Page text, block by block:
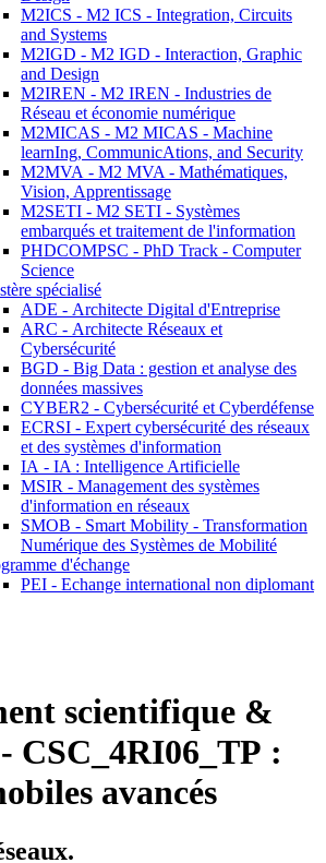
M2ICS - M2 ICS - Integration, Circuits
and Systems
M2IGD - M2 IGD - Interaction, Graphic
and Design
M2IREN - M2 IREN - Industries de
Réseau et économie numérique
M2MICAS - M2 MICAS - Machine
learnIng, CommunicAtions, and Security
M2MVA - M2 MVA - Mathématiques,
Vision, Apprentissage
M2SETI - M2 SETI - Systèmes
embarqués et traitement de l'information
PHDCOMPSC - PhD Track - Computer
Science
spécialisé
ADE - Architecte Digital d'Entreprise
ARC - Architecte Réseaux et
Cybersécurité
BGD - Big Data : gestion et analyse des
données massives
CYBER2 - Cybersécurité et Cyberdéfense
ECRSI - Expert cybersécurité des réseaux
et des systèmes d'information
IA - IA : Intelligence Artificielle
MSIR - Management des systèmes
d'information en réseaux
SMOB - Smart Mobility - Transformation
Numérique des Systèmes de Mobilité
d'échange
PEI - Echange international non diplomant
scientifique &
- CSC_4RI06_TP :
avancés